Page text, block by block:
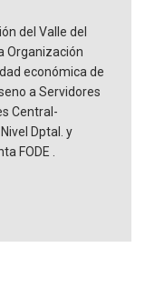
del Valle del
Organización
económica de
a Servidores
Central-
Dptal. y
FODE .